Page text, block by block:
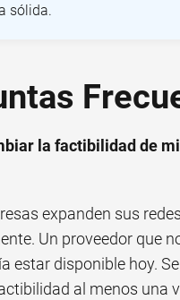
sólida.
la factibilidad de
expanden sus redes
Un proveedor que
estar disponible hoy.
al menos una